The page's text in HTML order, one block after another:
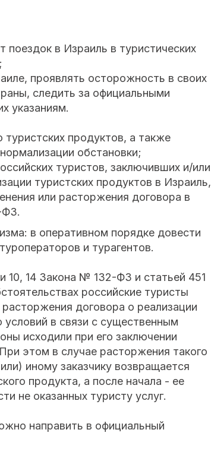
в Израиль в туристических
проявлять осторожность в своих
следить за официальными
указаниям.
продуктов, а также
обстановки;
туристов, заключивших и/или
туристских продуктов в Израиль,
или расторжения договора в
ФЗ.
в оперативном порядке довести
и турагентов.
10, 14 Закона № 132-ФЗ и статьей 451
российские туристы
договора о реализации
условий в связи с существенным
исходили при его заключении
этом в случае расторжения такого
иному заказчику возвращается
продукта, а после начала - ее
не оказанных туристу услуг.
направить в официальный